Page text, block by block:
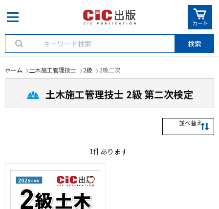
カート
検索
ホーム 土木施工管理技士 2級 2級二次
土木施工管理技士 2級 第二次検定
並べ替え
1件あります